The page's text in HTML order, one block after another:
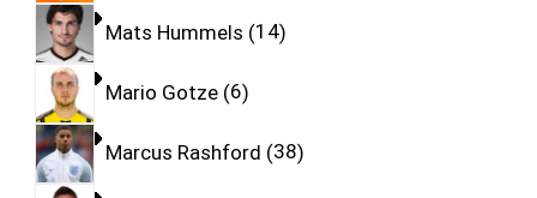
Mats Hummels 14
Mario Gotze 6
Marcus Rashford 38